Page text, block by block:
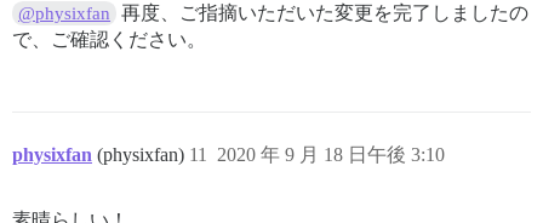
@physixfan
再度、ご指摘いただいた変更を完了しましたの
で、ご確認ください。
physixfan (physixfan) 2020 年 9 月 18 日午後 3:10
11